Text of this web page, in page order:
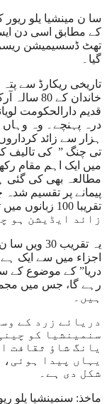
سا ن مینشیا یلو
کے مطابق اسی دن
تھٹ ڈسسیمیشن
گیا۔
خاندان
قدیم دارالحکومت
درہ پہنچے۔ وہ
ہزار سے زائد
تی چنگ ” کی تالیف
میں ایک اہم مقام
مطالعہ بھی کی گئی
پیمانے پر تقسیم
زائد ایڈیشن ہو
یہ تقریب
اجزاء میں سے ایک
ہیں۔
دریائے زرد کے
سنمینشیا کو
یانگ شاؤ ثقافت
یہاں پیدا
شکل دی ہے۔
ماخذ: سنمینشیا یلو